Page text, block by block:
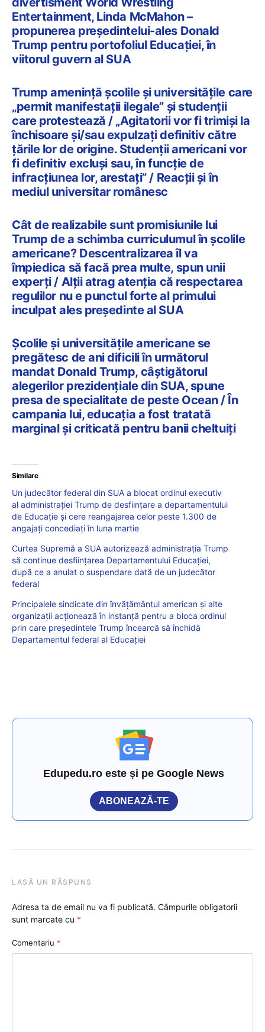
Entertainment, Linda McMahon –
propunerea președintelui-ales Donald
Trump pentru portofoliul Educației, în
viitorul guvern al SUA
Trump ameninţă şcolile şi universităţile care
„permit manifestaţii ilegale” și studenții
care protestează / „Agitatorii vor fi trimişi la
închisoare şi/sau expulzaţi definitiv către
ţările lor de origine. Studenţii americani vor
fi definitiv excluşi sau, în funcţie de
infracţiunea lor, arestaţi” / Reacții și în
mediul universitar românesc
Cât de realizabile sunt promisiunile lui
Trump de a schimba curriculumul în școlile
americane? Descentralizarea îl va
împiedica să facă prea multe, spun unii
experți / Alții atrag atenția că respectarea
regulilor nu e punctul forte al primului
inculpat ales președinte al SUA
Școlile și universitățile americane se
pregătesc de ani dificili în următorul
mandat Donald Trump, câștigătorul
alegerilor prezidențiale din SUA, spune
presa de specialitate de peste Ocean / În
campania lui, educația a fost tratată
marginal și criticată pentru banii cheltuiți
Similare
Un judecător federal din SUA a blocat ordinul executiv
al administrației Trump de desființare a departamentului
de Educație și cere reangajarea celor peste 1.300 de
angajați concediați în luna martie
Curtea Supremă a SUA autorizează administraţia Trump
să continue desfiinţarea Departamentului Educaţiei,
după ce a anulat o suspendare dată de un judecător
federal
Principalele sindicate din învățământul american și alte
organizații acționează în instanță pentru a bloca ordinul
prin care președintele Trump încearcă să închidă
Departamentul federal al Educației
Edupedu.ro este și pe Google News
ABONEAZĂ-TE
LASĂ UN RĂSPUNS
Adresa ta de email nu va fi publicată. Câmpurile obligatorii
sunt marcate cu *
Comentariu *